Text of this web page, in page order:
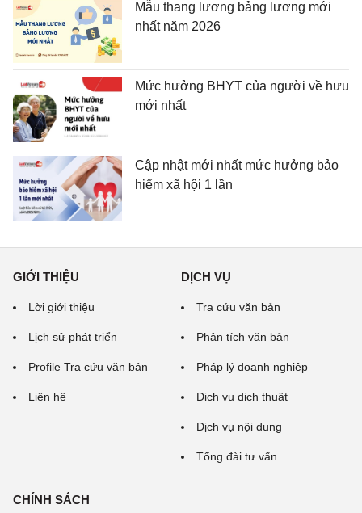
Mẫu thang lương bảng lương mới
nhất năm 2026
Mức hưởng BHYT của người về hưu
mới nhất
Cập nhật mới nhất mức hưởng bảo
hiểm xã hội 1 lần
GIỚI THIỆU
Lời giới thiệu
Lịch sử phát triển
Profile Tra cứu văn bản
Liên hệ
DỊCH VỤ
Tra cứu văn bản
Phân tích văn bản
Pháp lý doanh nghiệp
Dịch vụ dịch thuật
Dịch vụ nội dung
Tổng đài tư vấn
CHÍNH SÁCH